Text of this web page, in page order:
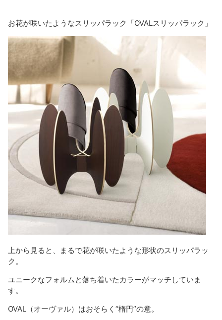
お花が咲いたようなスリッパラック「OVALスリッパラック」
上から見ると、まるで花が咲いたような形状のスリッパラッ
ク。
ユニークなフォルムと落ち着いたカラーがマッチしていま
す。
OVAL（オーヴァル）はおそらく“楕円”の意。